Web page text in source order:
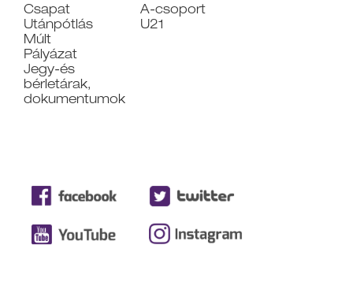
Csapat
Utánpótlás
Múlt
Pályázat
Jegy-és
bérletárak,
dokumentumok
A-csoport
U21